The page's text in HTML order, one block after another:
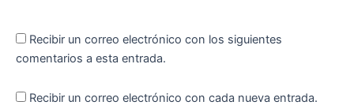
Recibir un correo electrónico con los siguientes
comentarios a esta entrada.
Recibir un correo electrónico con cada nueva entrada.